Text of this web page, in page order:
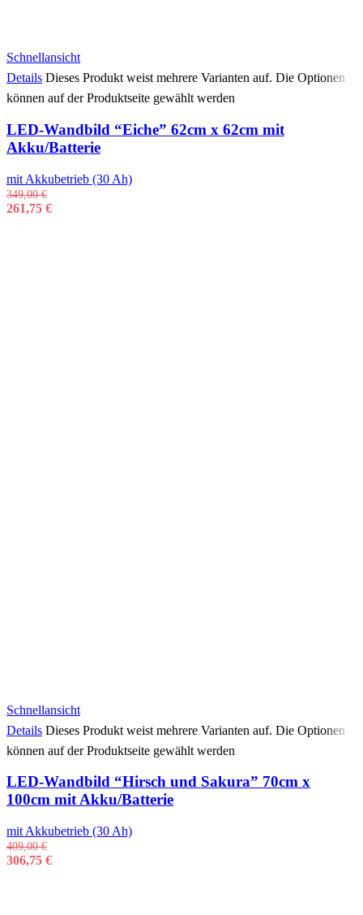
Schnellansicht
Details Dieses Produkt weist mehrere Varianten auf. Die Optionen
können auf der Produktseite gewählt werden
LED-Wandbild “Eiche” 62cm x 62cm mit
Akku/Batterie
mit Akkubetrieb (30 Ah)
349,00€
261,75 €
Schnellansicht
Details Dieses Produkt weist mehrere Varianten auf. Die Optionen
können auf der Produktseite gewählt werden
LED-Wandbild “Hirsch und Sakura” 70cm x
100cm mit Akku/Batterie
mit Akkubetrieb (30 Ah)
409,00€
306,75 €